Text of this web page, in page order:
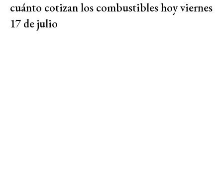
cuánto cotizan los combustibles hoy viernes
17 de julio